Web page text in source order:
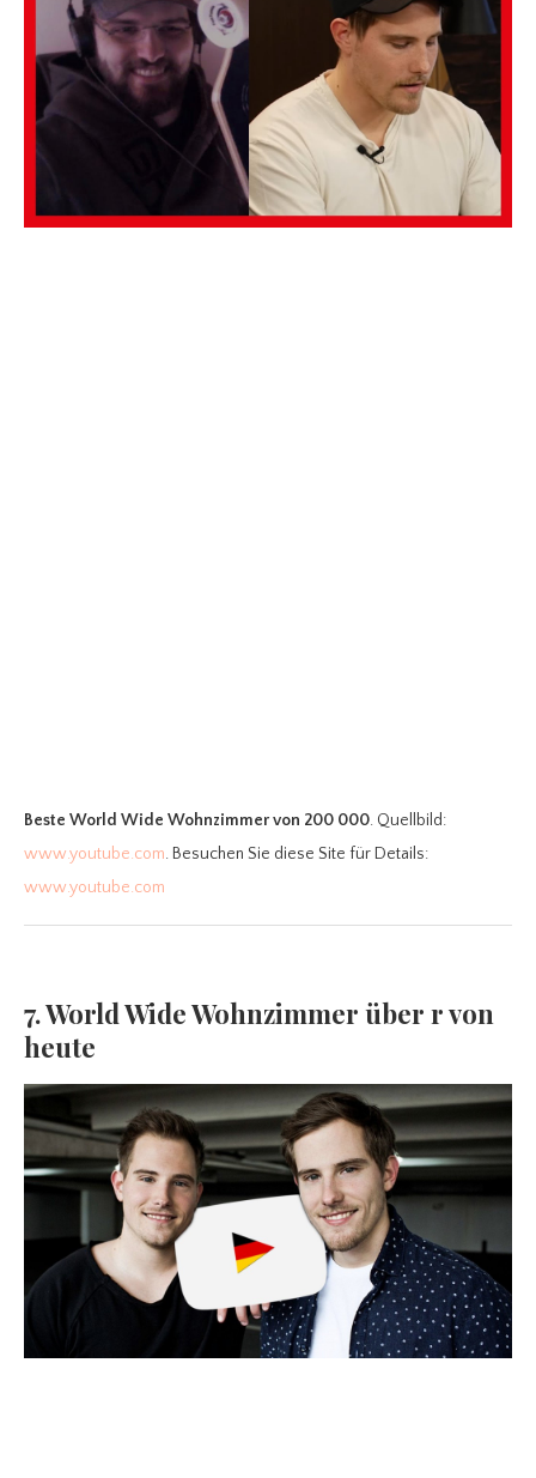
Beste World Wide Wohnzimmervon 200 000. Quellbild:
www.youtube.com. Besuchen Sie diese Site für Details:
www.youtube.com
7. World Wide Wohnzimmer über r von
heute